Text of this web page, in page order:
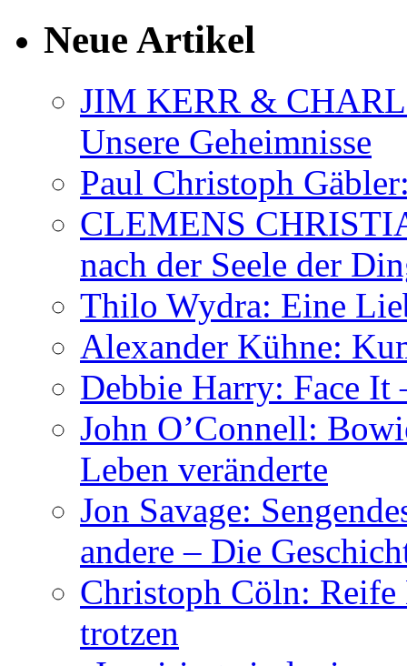
Neue Artikel
JIM KERR &
Unsere Geheimnisse
Paul Christoph
CLEMENS
nach der Seele der
Thilo Wydra: Eine
Alexander Kühne:
Debbie Harry: Face
John O’Connell:
Leben veränderte
Jon Savage:
andere – Die
Christoph Cöln:
trotzen